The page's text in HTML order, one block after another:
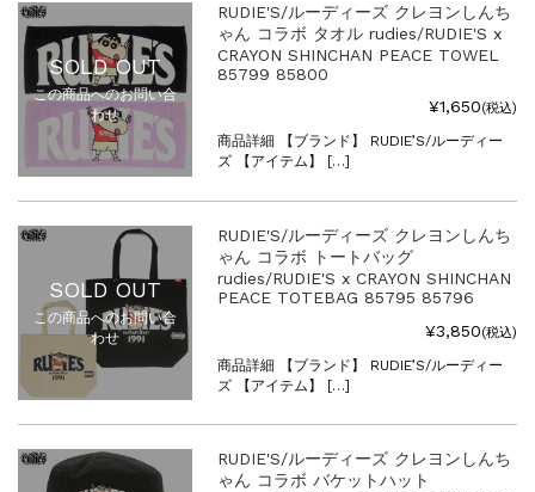
SOLD OUT
この商品へのお問い合
わせ
RUDIE'S/ルーディーズ クレヨンしんち
ゃん コラボ タオル rudies/RUDIE'S x
CRAYON SHINCHAN PEACE TOWEL
85799 85800
¥1,650(税込)
商品詳細 【ブランド】 RUDIE’S/ルーディー
ズ 【アイテム】 […]
SOLD OUT
この商品へのお問い合
わせ
RUDIE'S/ルーディーズ クレヨンしんち
ゃん コラボ トートバッグ
rudies/RUDIE'S x CRAYON SHINCHAN
PEACE TOTEBAG 85795 85796
¥3,850(税込)
商品詳細 【ブランド】 RUDIE’S/ルーディー
ズ 【アイテム】 […]
RUDIE'S/ルーディーズ クレヨンしんち
ゃん コラボ バケットハット